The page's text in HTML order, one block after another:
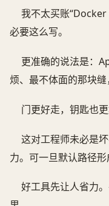
我不太买账
必要这么写。
更准确的说法是：
烦、最不体面的那块缝
门更好走，钥匙也更
这对工程师未必是
力。可一旦默认路径形
好工具先让人省力